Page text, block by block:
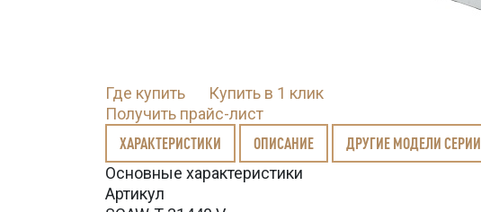
Где купить
Купить в 1 клик
Получить прайс-лист
ХАРАКТЕРИСТИКИ ОПИСАНИЕ ДРУГИЕ МОДЕЛИ СЕРИИ
Основные характеристики
Артикул